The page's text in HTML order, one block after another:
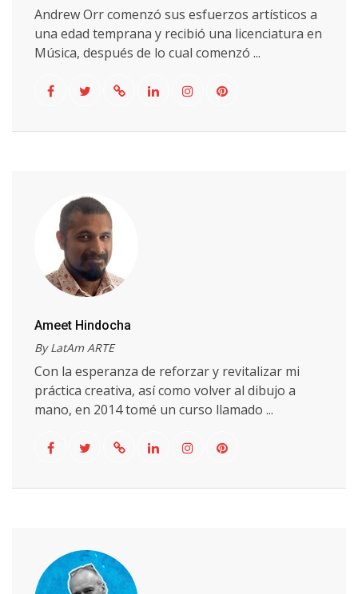
Andrew Orr comenzó sus esfuerzos artísticos a
una edad temprana y recibió una licenciatura en
Música, después de lo cual comenzó ...
Ameet Hindocha
By LatAm ARTE
Con la esperanza de reforzar y revitalizar mi
práctica creativa, así como volver al dibujo a
mano, en 2014 tomé un curso llamado ...